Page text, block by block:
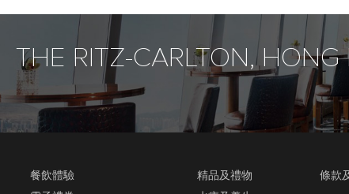
THE RITZ-CARLTON, HONG
餐飲體驗
精品及禮物
條款